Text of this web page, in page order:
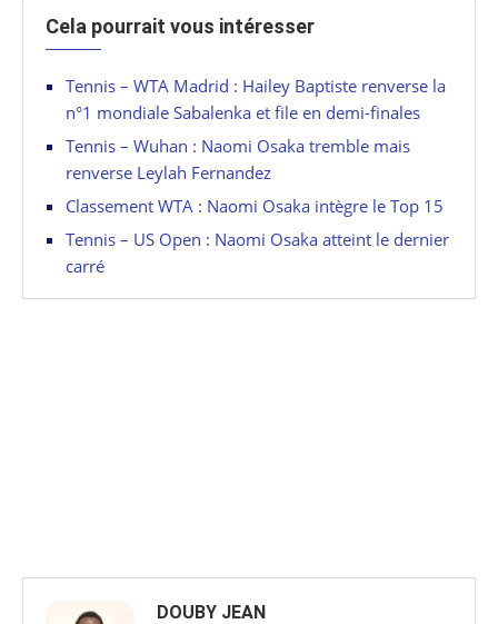
Cela pourrait vous intéresser
Tennis – WTA Madrid : Hailey Baptiste renverse la
n°1 mondiale Sabalenka et file en demi-finales
Tennis – Wuhan : Naomi Osaka tremble mais
renverse Leylah Fernandez
Classement WTA : Naomi Osaka intègre le Top 15
Tennis – US Open : Naomi Osaka atteint le dernier
carré
DOUBY JEAN